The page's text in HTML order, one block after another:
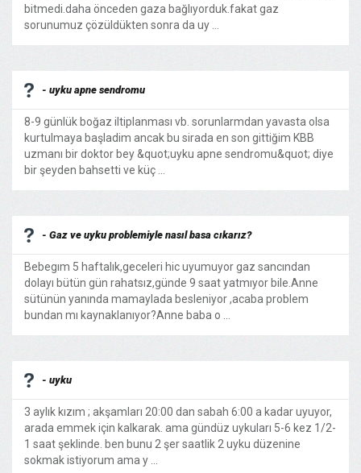
bitmedi.daha önceden gaza bağlıyorduk.fakat gaz
sorunumuz çözüldükten sonra da uy ...
- uyku apne sendromu
8-9 günlük boğaz iltiplanması vb. sorunlarmdan yavasta olsa
kurtulmaya başladim ancak bu sirada en son gittiğim KBB
uzmanı bir doktor bey &quot;uyku apne sendromu&quot; diye
bir şeyden bahsetti ve küç ...
- Gaz ve uyku problemiyle nasıl basa cıkarız?
Bebegım 5 haftalık,geceleri hic uyumuyor gaz sancından
dolayı bütün gün rahatsız,günde 9 saat yatmıyor bile.Anne
sütünün yanında mamaylada besleniyor ,acaba problem
bundan mı kaynaklanıyor?Anne baba o ...
- uyku
3 aylık kızım ; akşamları 20:00 dan sabah 6:00 a kadar uyuyor,
arada emmek için kalkarak. ama gündüz uykuları 5-6 kez 1/2-
1 saat şeklinde. ben bunu 2 şer saatlik 2 uyku düzenine
sokmak istiyorum ama y ...